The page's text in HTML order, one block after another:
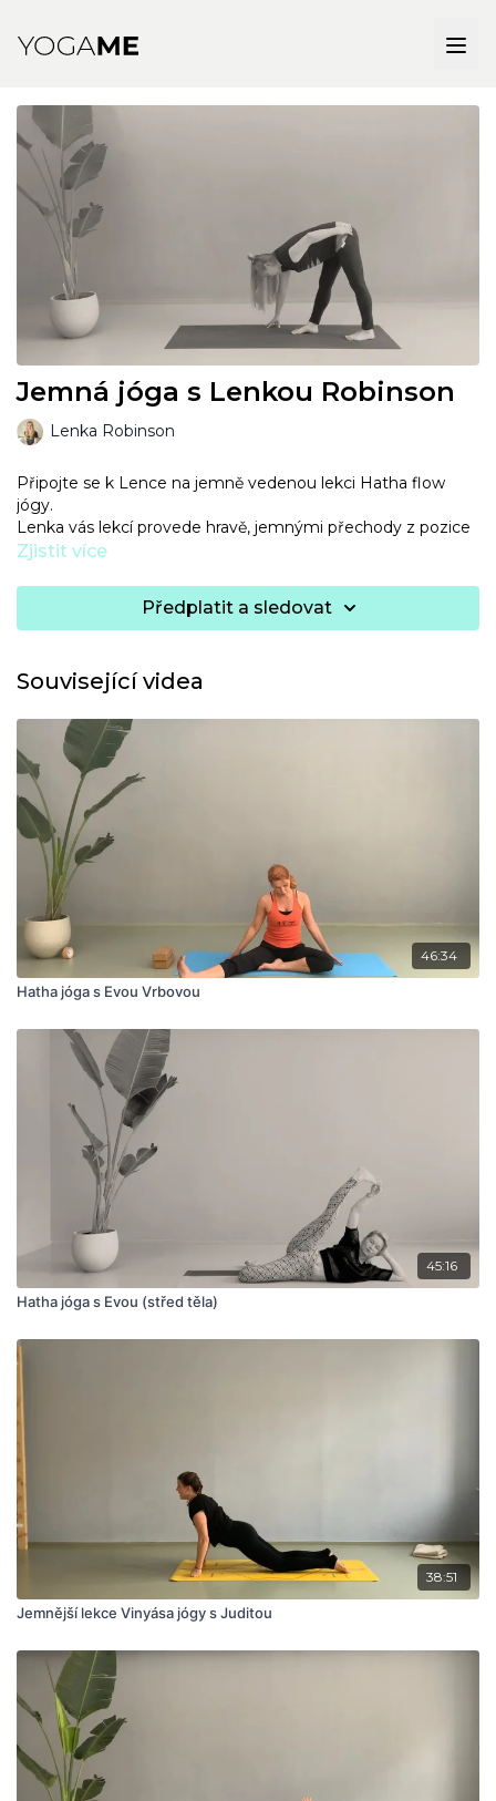
Jemná jóga s Lenkou Robinson
Lenka Robinson
Připojte se k Lence na jemně vedenou lekci Hatha flow
jógy.
Lenka vás lekcí provede hravě, jemnými přechody z pozice
do pozice.
Zjistit více
Předplatit a sledovat
Související videa
46:34
Hatha jóga s Evou Vrbovou
45:16
Hatha jóga s Evou (střed těla)
38:51
Jemnější lekce Vinyása jógy s Juditou